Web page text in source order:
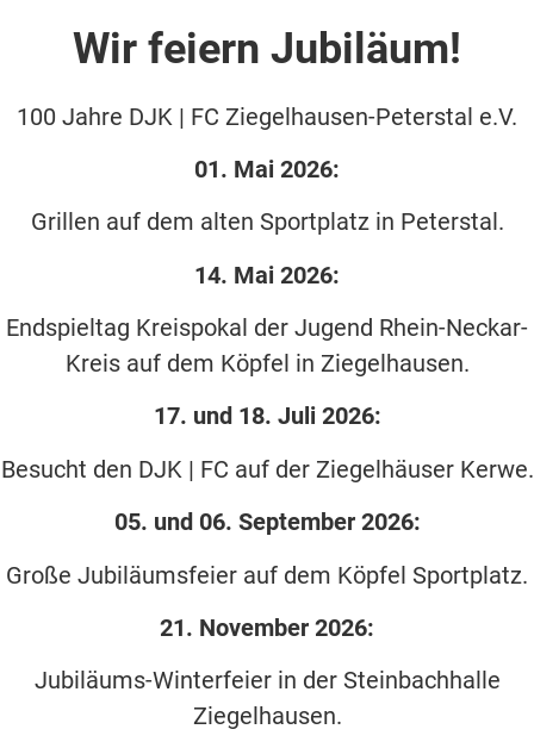
Wir feiern Jubiläum!
100 Jahre DJK | FC Ziegelhausen-Peterstal e.V.
01. Mai 2026:
Grillen auf dem alten Sportplatz in Peterstal.
14. Mai 2026:
Endspieltag Kreispokal der Jugend Rhein-Neckar-
Kreis auf dem Köpfel in Ziegelhausen.
17. und 18. Juli 2026:
Besucht den DJK | FC auf der Ziegelhäuser Kerwe.
05. und 06. September 2026:
Große Jubiläumsfeier auf dem Köpfel Sportplatz.
21. November 2026:
Jubiläums-Winterfeier in der Steinbachhalle
Ziegelhausen.